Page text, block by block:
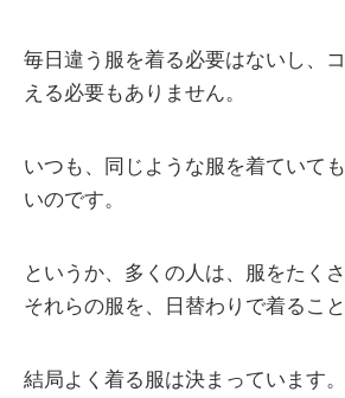
毎日違う服を着る必要はないし、
える必要もありません。
いつも、同じような服を着ていて
いのです。
というか、多くの人は、服をたく
それらの服を、日替わりで着ること
結局よく着る服は決まっています。